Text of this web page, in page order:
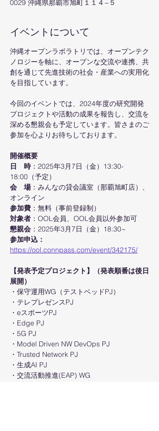
0029 沖縄県那覇市旭町１１４−５
イベントについて
沖縄オープンラボラトリでは、オープンテク
ノロジーを軸に、オープンな交流や連携、共
創を通じて先進技術の社会・産業への実用化
を目指しています。
今回のイベントでは、2024年度の研究開発
プロジェクトや活動の成果を報告し、交流を
深める懇親会も予定しています。皆さまのご
参加を心よりお待ちしております。
開催概要
日　時：2025年3月7日（金）13:30-
18:00（予定）
会　場：みんなの貸会議室（那覇旭町店）、
オンライン
参加費 ：無料（事前登録制）
対象者 ：OOL会員、OOL会員以外参加可
懇親会 ：2025年3月7日（金）18:30~
参加申込：
https://ool.connpass.com/event/342175/
【発表予定プロジェクト】（発表順番は後日
展開）
・保守運用WG（テストベッドPJ）
・テレプレゼンスPJ
・eスポーツPJ
・Edge PJ
・5G PJ
・Model Driven NW DevOps PJ
・Trusted Network PJ
・生成AI PJ
・交流活動推進(EAP) WG